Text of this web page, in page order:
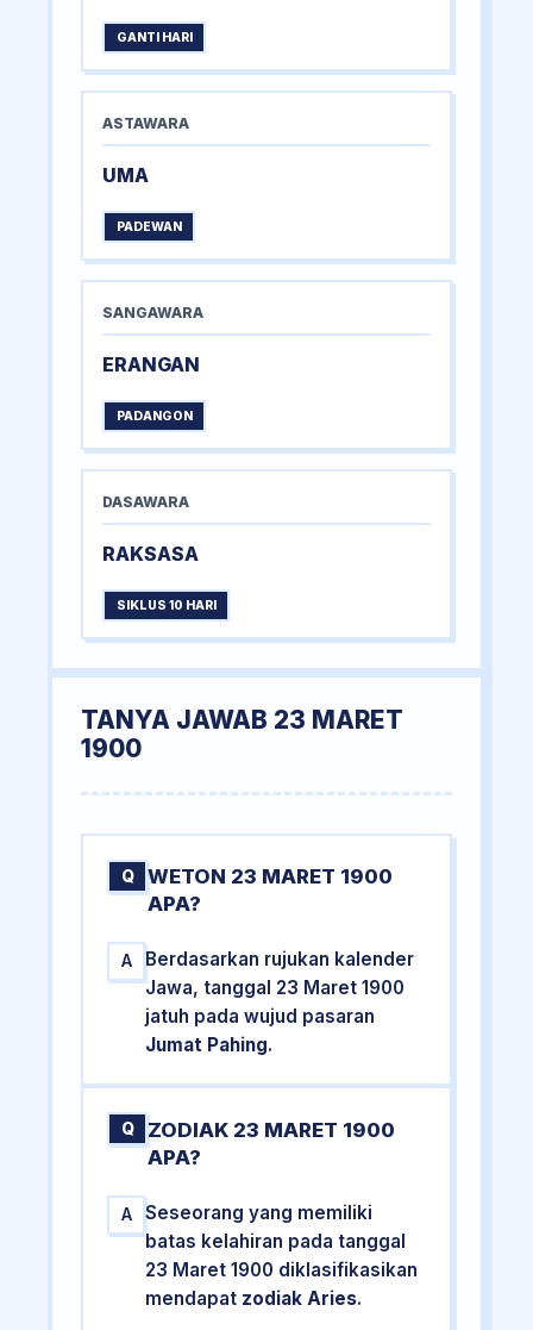
GANTI HARI
ASTAWARA
UMA
PADEWAN
SANGAWARA
ERANGAN
PADANGON
DASAWARA
RAKSASA
SIKLUS 10 HARI
TANYA JAWAB 23 MARET
1900
Q
WETON 23 MARET 1900
APA?
A
Berdasarkan rujukan kalender
Jawa, tanggal 23 Maret 1900
jatuh pada wujud pasaran
Jumat Pahing.
Q
ZODIAK 23 MARET 1900
APA?
A
Seseorang yang memiliki
batas kelahiran pada tanggal
23 Maret 1900 diklasifikasikan
mendapat zodiak Aries.